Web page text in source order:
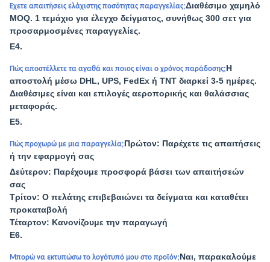
Έχετε απαιτήσεις ελάχιστης ποσότητας παραγγελίας;Διαθέσιμο χαμηλό
MOQ. 1 τεμάχιο για έλεγχο δείγματος, συνήθως 300 σετ για
προσαρμοσμένες παραγγελίες.
Ε4.
Πώς αποστέλλετε τα αγαθά και ποιος είναι ο χρόνος παράδοσης;Η
αποστολή μέσω DHL, UPS, FedEx ή TNT διαρκεί 3-5 ημέρες.
Διαθέσιμες είναι και επιλογές αεροπορικής και θαλάσσιας
μεταφοράς.
Ε5.
Πώς προχωρώ με μια παραγγελία;Πρώτον: Παρέχετε τις απαιτήσεις
ή την εφαρμογή σας
Δεύτερον: Παρέχουμε προσφορά βάσει των απαιτήσεών
σας
Τρίτον: Ο πελάτης επιβεβαιώνει τα δείγματα και καταθέτει
προκαταβολή
Τέταρτον: Κανονίζουμε την παραγωγή
Ε6.
Μπορώ να εκτυπώσω το λογότυπό μου στο προϊόν;Ναι, παρακαλούμε